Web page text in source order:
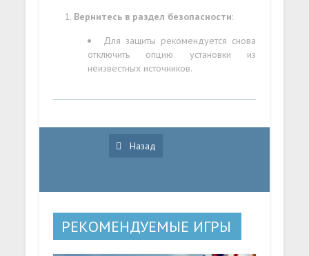
Вернитесь в раздел безопасности:
Для защиты рекомендуется снова
отключить опцию установки из
неизвестных источников.
Назад
РЕКОМЕНДУЕМЫЕ ИГРЫ